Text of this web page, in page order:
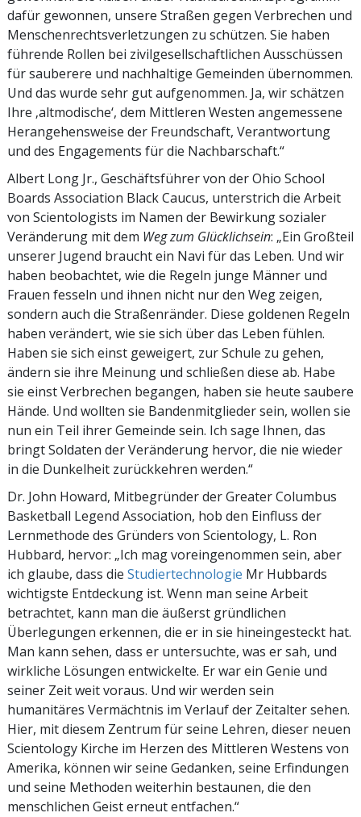
dafür gewonnen, unsere Straßen gegen Verbrechen und
Menschenrechtsverletzungen zu schützen. Sie haben
führende Rollen bei zivilgesellschaftlichen Ausschüssen
für sauberere und nachhaltige Gemeinden übernommen.
Und das wurde sehr gut aufgenommen. Ja, wir schätzen
Ihre ‚altmodische‘, dem Mittleren Westen angemessene
Herangehensweise der Freundschaft, Verantwortung
und des Engagements für die Nachbarschaft.“
Albert Long Jr., Geschäftsführer von der Ohio School
Boards Association Black Caucus, unterstrich die Arbeit
von Scientologists im Namen der Bewirkung sozialer
Veränderung mit dem Weg zum Glücklichsein: „Ein Großteil
unserer Jugend braucht ein Navi für das Leben. Und wir
haben beobachtet, wie die Regeln junge Männer und
Frauen fesseln und ihnen nicht nur den Weg zeigen,
sondern auch die Straßenränder. Diese goldenen Regeln
haben verändert, wie sie sich über das Leben fühlen.
Haben sie sich einst geweigert, zur Schule zu gehen,
ändern sie ihre Meinung und schließen diese ab. Habe
sie einst Verbrechen begangen, haben sie heute saubere
Hände. Und wollten sie Bandenmitglieder sein, wollen sie
nun ein Teil ihrer Gemeinde sein. Ich sage Ihnen, das
bringt Soldaten der Veränderung hervor, die nie wieder
in die Dunkelheit zurückkehren werden.“
Dr. John Howard, Mitbegründer der Greater Columbus
Basketball Legend Association, hob den Einfluss der
Lernmethode des Gründers von Scientology, L. Ron
Hubbard, hervor: „Ich mag voreingenommen sein, aber
ich glaube, dass die Studiertechnologie Mr Hubbards
wichtigste Entdeckung ist. Wenn man seine Arbeit
betrachtet, kann man die äußerst gründlichen
Überlegungen erkennen, die er in sie hineingesteckt hat.
Man kann sehen, dass er untersuchte, was er sah, und
wirkliche Lösungen entwickelte. Er war ein Genie und
seiner Zeit weit voraus. Und wir werden sein
humanitäres Vermächtnis im Verlauf der Zeitalter sehen.
Hier, mit diesem Zentrum für seine Lehren, dieser neuen
Scientology Kirche im Herzen des Mittleren Westens von
Amerika, können wir seine Gedanken, seine Erfindungen
und seine Methoden weiterhin bestaunen, die den
menschlichen Geist erneut entfachen.“